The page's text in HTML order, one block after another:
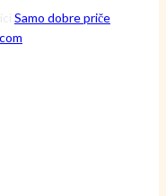
Samo dobre priče